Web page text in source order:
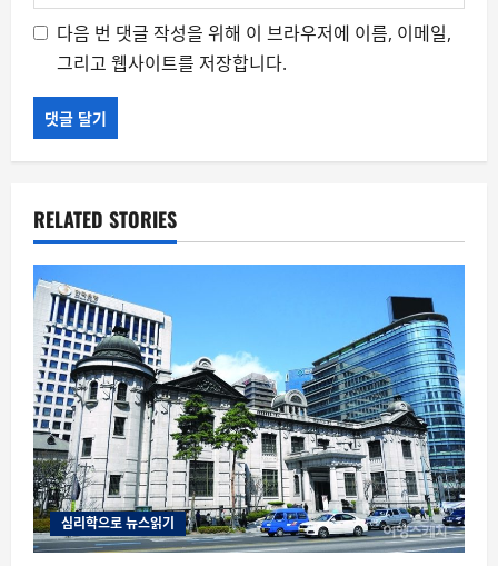
다음 번 댓글 작성을 위해 이 브라우저에 이름, 이메일,
그리고 웹사이트를 저장합니다.
RELATED STORIES
심리학으로 뉴스읽기